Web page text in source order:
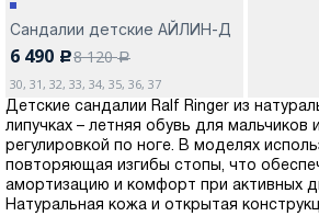
Да, все верно
О компании
Покупателям
Сандалии детские АЙЛИН-Д
6 490 c8 120a
30, 31, 32, 33, 34, 35, 36, 37
Детские сандалии Ralf Ringer из
липучках – летняя обувь для мальчиков
регулировкой по ноге. В моделях
повторяющая изгибы стопы, что
амортизацию и комфорт при активных
Натуральная кожа и открытая